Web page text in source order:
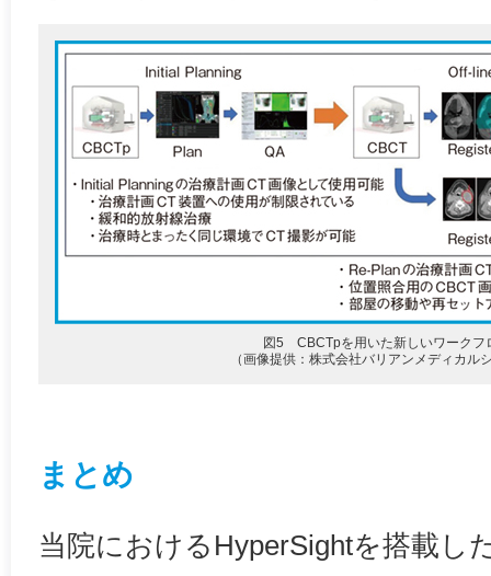
図5 CBCTpを用いた新しいワークフ
（画像提供：株式会社バリアンメディカル
まとめ
当院におけるHyperSightを搭載し